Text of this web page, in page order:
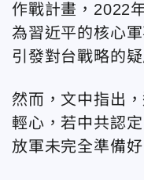
作戰計畫，2022
為習近平的核心
引發對台戰略的疑
然而，文中指出
輕心，若中共認
放軍未完全準備